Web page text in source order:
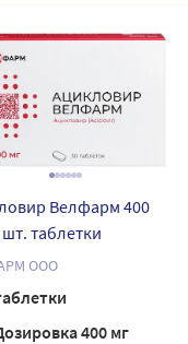
Велфарм 400
шт. таблетки
ООО
400 мг